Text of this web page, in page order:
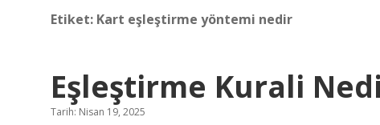
Etiket: Kart eşleştirme yöntemi nedir
Eşleştirme Kurali
Tarih: Nisan 19, 2025